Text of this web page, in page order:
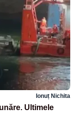
Ionuț Nichita
Ultimele